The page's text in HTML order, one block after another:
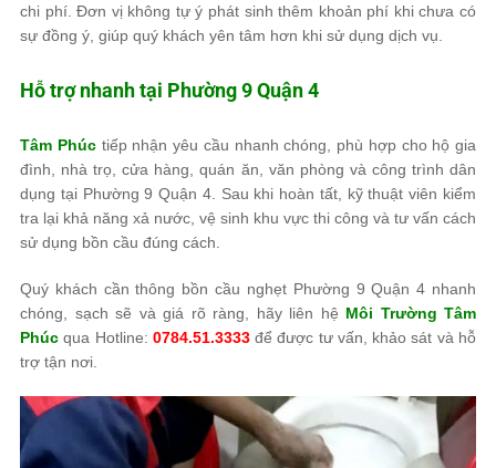
chi phí. Đơn vị không tự ý phát sinh thêm khoản phí khi chưa có
sự đồng ý, giúp quý khách yên tâm hơn khi sử dụng dịch vụ.
Hỗ trợ nhanh tại Phường 9 Quận 4
Tâm Phúctiếp nhận yêu cầu nhanh chóng, phù hợp cho hộ gia
đình, nhà trọ, cửa hàng, quán ăn, văn phòng và công trình dân
dụng tại Phường 9 Quận 4. Sau khi hoàn tất, kỹ thuật viên kiểm
tra lại khả năng xả nước, vệ sinh khu vực thi công và tư vấn cách
sử dụng bồn cầu đúng cách.
Quý khách cần thông bồn cầu nghẹt Phường 9 Quận 4 nhanh
chóng, sạch sẽ và giá rõ ràng, hãy liên hệ Môi Trường Tâm
Phúc qua Hotline: 0784.51.3333để được tư vấn, khảo sát và hỗ
trợ tận nơi.